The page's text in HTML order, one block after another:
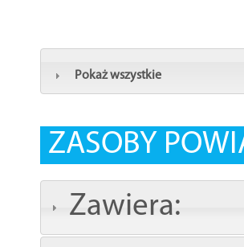
Pokaż wszystkie
ZASOBY
Zawiera: